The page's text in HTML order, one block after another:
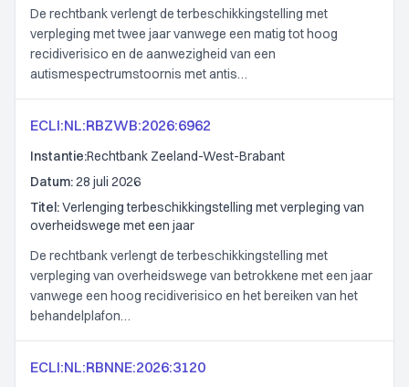
De rechtbank verlengt de terbeschikkingstelling met
verpleging met twee jaar vanwege een matig tot hoog
recidiverisico en de aanwezigheid van een
autismespectrumstoornis met antis…
ECLI:NL:RBZWB:2026:6962
Instantie:Rechtbank Zeeland-West-Brabant
Datum:28 juli 2026
Titel:Verlenging terbeschikkingstelling met verpleging van
overheidswege met een jaar
De rechtbank verlengt de terbeschikkingstelling met
verpleging van overheidswege van betrokkene met een jaar
vanwege een hoog recidiverisico en het bereiken van het
behandelplafon…
ECLI:NL:RBNNE:2026:3120